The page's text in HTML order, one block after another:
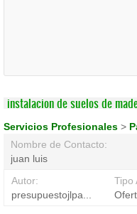
instalacion de suelos de
Servicios Profesionales >
Nombre de Contacto:
juan luis
Autor:
presupuestojlpa...
Tipo